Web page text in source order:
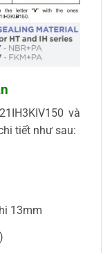
và
tiết như sau:
13mm